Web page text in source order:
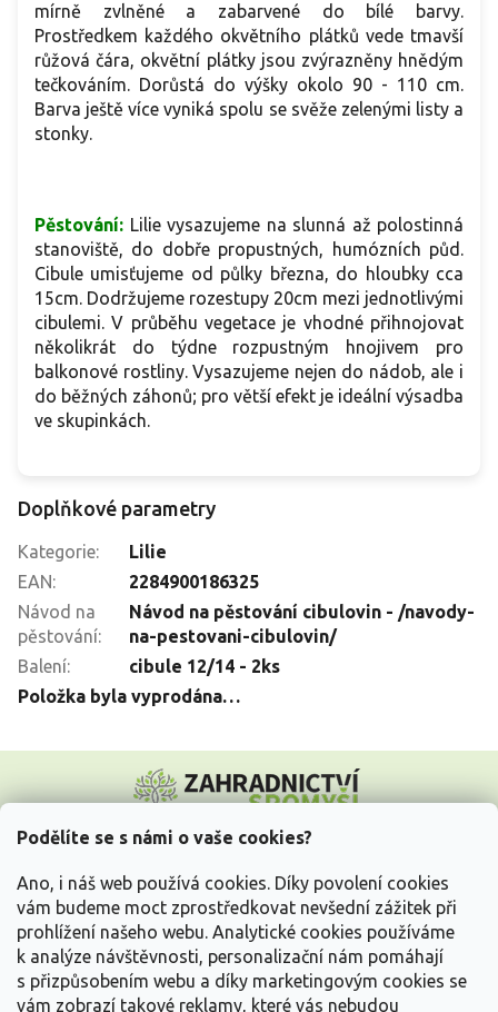
Podělíte se s námi o vaše cookies?
Ano, i náš web používá cookies. Díky povolení cookies
vám budeme moct zprostředkovat nevšední zážitek při
prohlížení našeho webu. Analytické cookies používáme
k analýze návštěvnosti, personalizační nám pomáhají
s přizpůsobením webu a díky marketingovým cookies se
vám zobrazí takové reklamy, které vás nebudou
mírně zvlněné a zabarvené do bílé barvy.
Prostředkem každého okvětního plátků vede tmavší
růžová čára, okvětní plátky jsou zvýrazněny hnědým
tečkováním. Dorůstá do výšky okolo 90 - 110 cm.
Barva ještě více vyniká spolu se svěže zelenými listy a
stonky.
Pěstování: Lilie vysazujeme na slunná až polostinná
stanoviště, do dobře propustných, humózních půd.
Cibule umisťujeme od půlky března, do hloubky cca
15cm. Dodržujeme rozestupy 20cm mezi jednotlivými
cibulemi. V průběhu vegetace je vhodné přihnojovat
několikrát do týdne rozpustným hnojivem pro
balkonové rostliny. Vysazujeme nejen do nádob, ale i
do běžných záhonů; pro větší efekt je ideální výsadba
ve skupinkách.
Doplňkové parametry
Kategorie:
Lilie
EAN:
2284900186325
Návod na
pěstování:
Návod na pěstování cibulovin - /navody-
na-pestovani-cibulovin/
Balení:
cibule 12/14 - 2ks
Položka byla vyprodána…
p
Vše o nákupu
Informace pro Vás
Kontakujte nás